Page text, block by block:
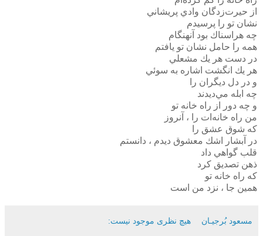
از حيرت‌زدگان وادي پريشاني
نشان تو را پرسيدم
چه هراسناك بود آنهنگام
همه را حامل نشان تو يافتم
در دست هر يك مشعلي
هر يك انگشت اشاره به سوئي
و در دل ديگران را
چه ابله مي‌ديدند
و چه دور از راه خانه تو
من راه خانه‌ات را ،‌ آنروز
كه شوق عشق را
در آبشار اشك معشوق ديدم ، دانستم
قلب گواهي داد
ذهن تصديق كرد
كه راه خانه تو
همين جا ، نزد من است
مسعود بُرجيـان هیچ نظری موجود نیست: